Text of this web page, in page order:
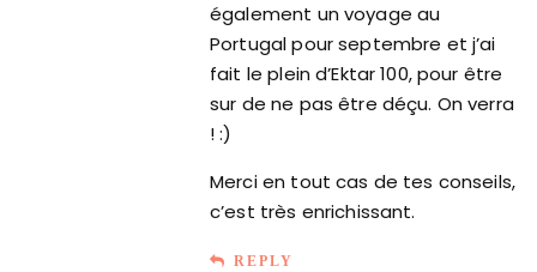
également un voyage au
Portugal pour septembre et j’ai
fait le plein d’Ektar 100, pour être
sur de ne pas être déçu. On verra
! :)
Merci en tout cas de tes conseils,
c’est très enrichissant.
REPLY